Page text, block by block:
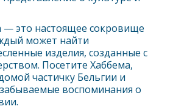
— это настоящее сокровище
может найти
изделия, созданные с
Посетите Хаббема,
частичку Бельгии и
воспоминания о